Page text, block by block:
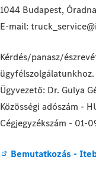
1044 Budapest,
E-mail:
Kérdés/panasz/
Ügyvezető: Dr. Gulya
Közösségi adószám -
Cégjegyzékszám - 01-
Bemutatkozás -